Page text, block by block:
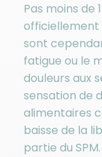
Pas moins de
officiellement
sont
fatigue ou le
douleurs aux
sensation de
alimentaires
baisse de la
partie du SPM.